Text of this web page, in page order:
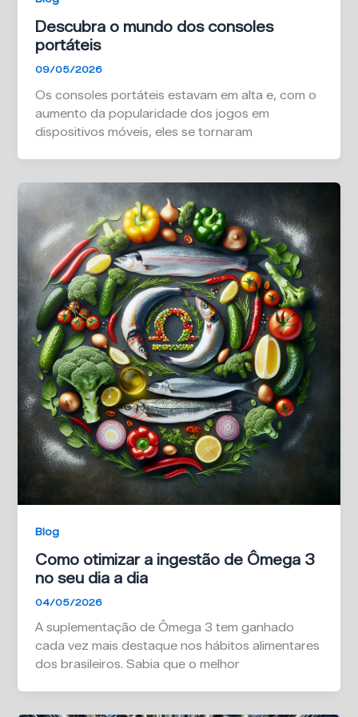
Descubra o mundo dos consoles
portáteis
09/05/2026
Os consoles portáteis estavam em alta e, com o
aumento da popularidade dos jogos em
dispositivos móveis, eles se tornaram
Blog
Como otimizar a ingestão de Ômega 3
no seu dia a dia
04/05/2026
A suplementação de Ômega 3 tem ganhado
cada vez mais destaque nos hábitos alimentares
dos brasileiros. Sabia que o melhor